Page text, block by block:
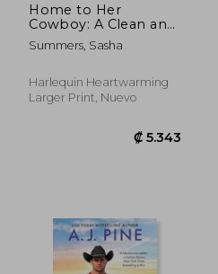
Home to Her
Cowboy: A Clean and
Uplifting Romance
(en Inglés)
Summers, Sasha
Harlequin Heartwarming
Larger Print, Nuevo